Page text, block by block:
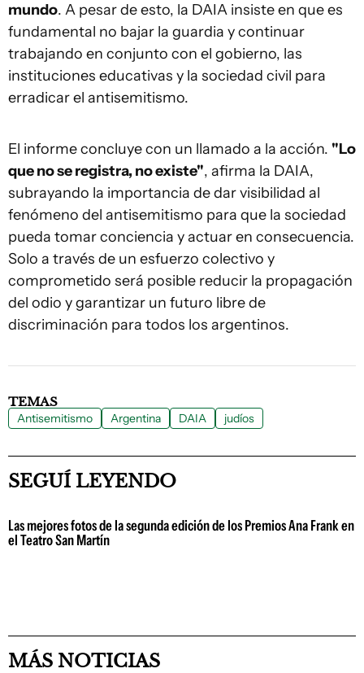
mundo. A pesar de esto, la DAIA insiste en que es
fundamental no bajar la guardia y continuar
trabajando en conjunto con el gobierno, las
instituciones educativas y la sociedad civil para
erradicar el antisemitismo.
El informe concluye con un llamado a la acción. "Lo
que no se registra, no existe", afirma la DAIA,
subrayando la importancia de dar visibilidad al
fenómeno del antisemitismo para que la sociedad
pueda tomar conciencia y actuar en consecuencia.
Solo a través de un esfuerzo colectivo y
comprometido será posible reducir la propagación
del odio y garantizar un futuro libre de
discriminación para todos los argentinos.
TEMAS
Antisemitismo Argentina DAIA judíos
SEGUÍ LEYENDO
Las mejores fotos de la segunda edición de los Premios Ana Frank en
el Teatro San Martín
MÁS NOTICIAS